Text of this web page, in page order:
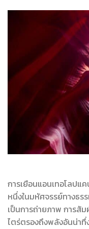
การเยือนแอนเทอโลปแ
หนึ่งในมหัศจรรย์ทางธร
เป็นการถ่ายภาพ การสั
ไตร่ตรองถึงพลังอันน่าทึ่